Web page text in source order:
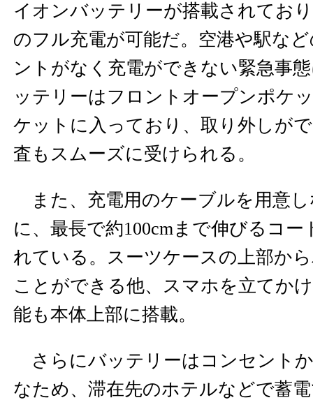
イオンバッテリーが搭載されてお
のフル充電が可能だ。空港や駅な
ントがなく充電ができない緊急事
ッテリーはフロントオープンポケ
ケットに入っており、取り外しが
査もスムーズに受けられる。
また、充電用のケーブルを用意
に、最長で約100cmまで伸びるコ
れている。スーツケースの上部か
ことができる他、スマホを立てか
能も本体上部に搭載。
さらにバッテリーはコンセント
なため、滞在先のホテルなどで蓄